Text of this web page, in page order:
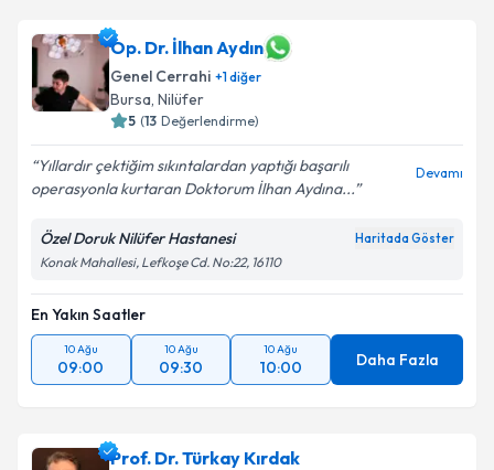
Op. Dr. İlhan Aydın
Genel Cerrahi +1diğer
Bursa, Nilüfer
5 (13 Değerlendirme)
Yıllardır çektiğim sıkıntalardan yaptığı başarılı
operasyonla kurtaran Doktorum İlhan Aydına...
Devamı
Özel Doruk Nilüfer Hastanesi Haritada Göster
Konak Mahallesi, Lefkoşe Cd. No:22, 16110
En Yakın Saatler
10 Ağu
09:00
10 Ağu
09:30
10 Ağu
10:00 Daha Fazla
Prof. Dr. Türkay Kırdak